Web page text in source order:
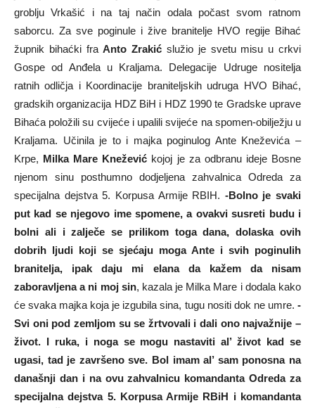
groblju Vrkašić i na taj način odala počast svom ratnom
saborcu. Za sve poginule i žive branitelje HVO regije Bihać
župnik bihaćki fraAnto Zrakić služio je svetu misu u crkvi
Gospe od Anđela u Kraljama. Delegacije Udruge nositelja
ratnih odličja i Koordinacije braniteljskih udruga HVO Bihać,
gradskih organizacija HDZ BiH i HDZ 1990 te Gradske uprave
Bihaća položili su cvijeće i upalili svijeće na spomen-obilježju u
Kraljama. Učinila je to i majka poginulog Ante Kneževića –
Krpe, Milka Mare Knežević kojoj je za odbranu ideje Bosne
njenom sinu posthumno dodjeljena zahvalnica Odreda za
specijalna dejstva 5. Korpusa Armije RBIH. -Bolno je svaki
put kad se njegovo ime spomene, a ovakvi susreti budu i
bolni ali i zalječe se prilikom toga dana, dolaska ovih
dobrih ljudi koji se sjećaju moga Ante i svih poginulih
branitelja, ipak daju mi elana da kažem da nisam
zaboravljena a ni moj sin, kazala je Milka Mare i dodala kako
će svaka majka koja je izgubila sina, tugu nositi dok ne umre. -
Svi oni pod zemljom su se žrtvovali i dali ono najvažnije –
život. I ruka, i noga se mogu nastaviti al’ život kad se
ugasi, tad je završeno sve. Bol imam al’ sam ponosna na
današnji dan i na ovu zahvalnicu komandanta Odreda za
specijalna dejstva 5. Korpusa Armije RBiH i komandanta